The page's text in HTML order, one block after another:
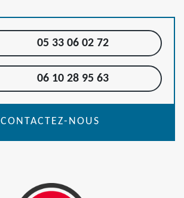
05 33 06 02 72
06 10 28 95 63
CONTACTEZ-NOUS